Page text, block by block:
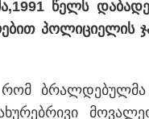
თბილისი - ჰერაკლიონი
1458.10 ლარიდან
წელს
რომ